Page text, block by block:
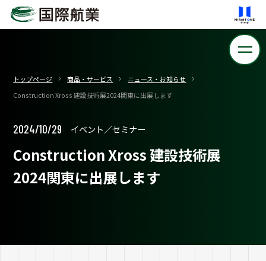
トップページ 商品・サービス
ニュース・お知らせ
Construction Xross 建設技術展2024関東に出展します
2024/10/29 イベント／セミナー
Construction Xross 建設技術展
2024関東に出展します